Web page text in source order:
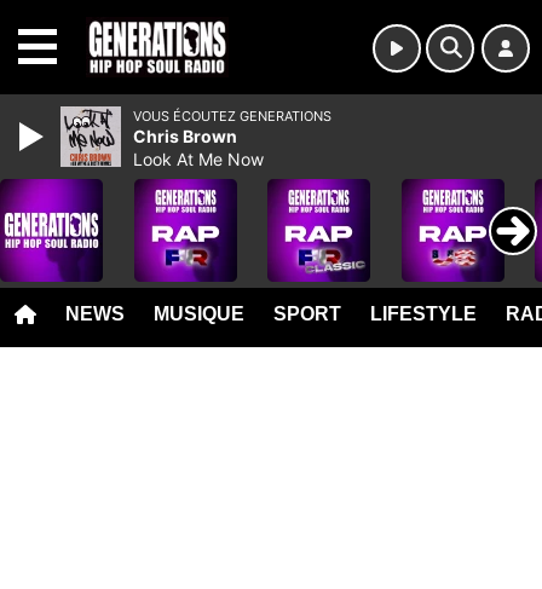
NEWS MUSIQUE SPORT LIFESTYLE
VOUS ÉCOUTEZ GENERATIONS
Chris Brown
Look At Me Now